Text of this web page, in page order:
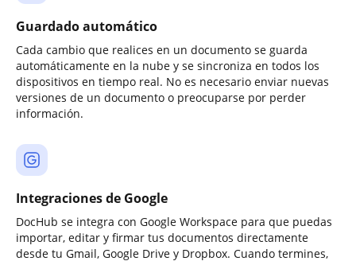
Guardado automático
Cada cambio que realices en un documento se guarda
automáticamente en la nube y se sincroniza en todos los
dispositivos en tiempo real. No es necesario enviar nuevas
versiones de un documento o preocuparse por perder
información.
Integraciones de Google
DocHub se integra con Google Workspace para que puedas
importar, editar y firmar tus documentos directamente
desde tu Gmail, Google Drive y Dropbox. Cuando termines,